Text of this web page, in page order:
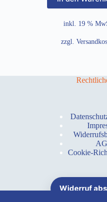
inkl. 19 %
zzgl.
Cookie-
Widerruf